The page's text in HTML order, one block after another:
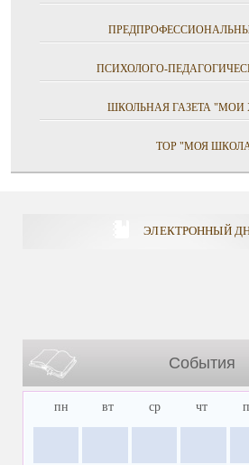
ПСИХОЛОГО-
ШКОЛЬНАЯ ГАЗЕТА "МОИ
ТОР "МОЯ
ЭЛЕКТРОННЫЙ
События
пн вт ср чт